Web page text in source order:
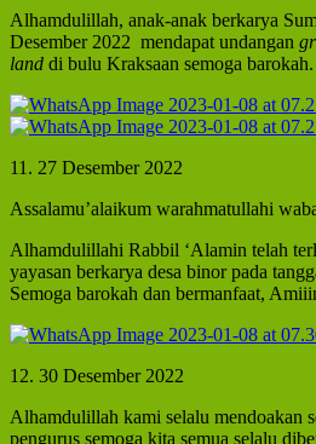
Alhamdulillah, anak-anak berkarya
Desember 2022 mendapat undangan
land di bulu Kraksaan semoga
11. 27 Desember 2022
Assalamu’alaikum warahmatullahi
Alhamdulillahi Rabbil ‘Alamin telah
yayasan berkarya desa binor pada
Semoga barokah dan bermanfaat,
12. 30 Desember 2022
Alhamdulillah kami selalu mendoakan
pengurus semoga kita semua selalu